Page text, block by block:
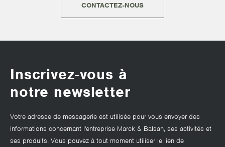
CONTACTEZ-NOUS
Inscrivez-vous à
notre newsletter
Votre adresse de messagerie est utilisée pour vous envoyer des
informations concernant l'entreprise Marck & Balsan, ses activités et
ses produits. Vous pouvez à tout moment utiliser le lien de